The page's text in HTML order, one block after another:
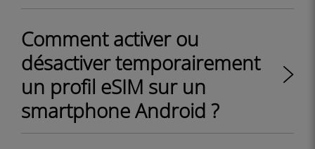
Comment activer ou
désactiver temporairement
un profil eSIM sur un
smartphone Android ?